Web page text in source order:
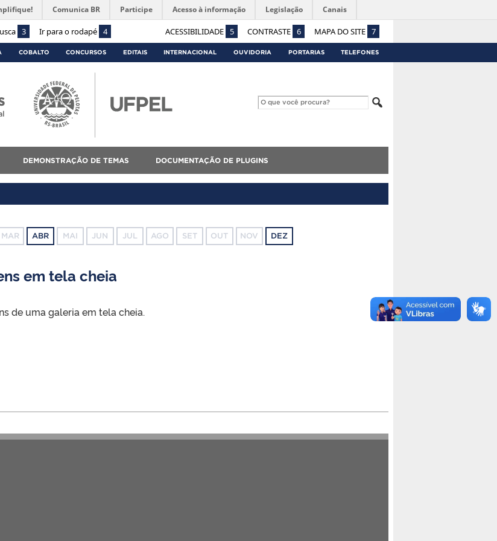
3 Ir para o rodapé 4 ACESSIBILIDADE 5 CONTRASTE 6 MAPA DO SITE 7
Comunica BR Participe Acesso à informação Legislação Canais
COBALTO CONCURSOS EDITAIS INTERNACIONAL OUVIDORIA PORTARIAS TELEFONES
DEMONSTRAÇÃO DE TEMAS DOCUMENTAÇÃO DE PLUGINS
MAR ABR MAI JUN JUL AGO SET OUT NOV DEZ
em tela cheia
de uma galeria em tela cheia.